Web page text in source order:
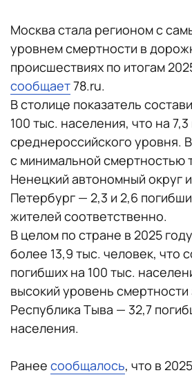
Москва стала регионом с
уровнем смертности в
происшествиях по итогам
сообщает78.ru.
В столице показатель
100 тыс. населения, что на
среднероссийского уровня.
с минимальной смертностью
Ненецкий автономный округ
Петербург — 2,3 и 2,6
жителей соответственно.
В целом по стране в 2025
более 13,9 тыс. человек, что
погибших на 100 тыс.
высокий уровень
Республика Тыва — 32,7
населения.
Ранее сообщалось, что в